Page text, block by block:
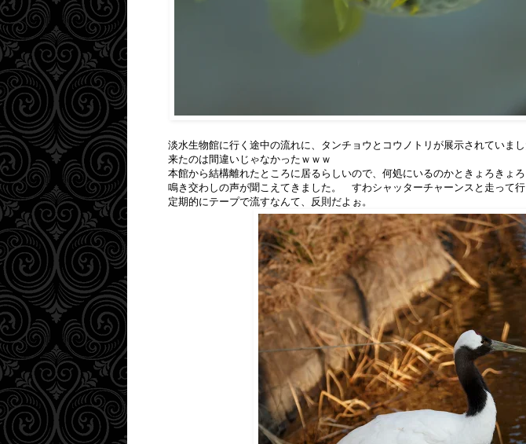
淡水生物館に行く途中の流れに、タンチョウとコウノトリが展示されていま
来たのは間違いじゃなかったｗｗｗ
本館から結構離れたところに居るらしいので、何処にいるのかときょろきょ
鳴き交わしの声が聞こえてきました。 すわシャッターチャーンスと走って
定期的にテープで流すなんて、反則だよぉ。